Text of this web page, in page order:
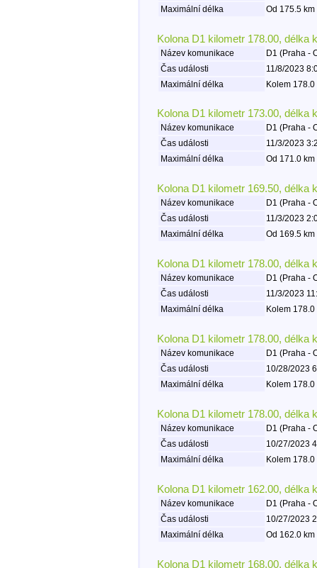
Maximální délka
Od 175.5
Kolona D1 kilometr 178.00, délka
Název komunikace
D1 (Praha -
Čas události
11/8/2023
Maximální délka
Kolem
Kolona D1 kilometr 173.00, délka
Název komunikace
D1 (Praha -
Čas události
11/3/2023
Maximální délka
Od 171.0
Kolona D1 kilometr 169.50, délka
Název komunikace
D1 (Praha -
Čas události
11/3/2023
Maximální délka
Od 169.5
Kolona D1 kilometr 178.00, délka
Název komunikace
D1 (Praha -
Čas události
11/3/2023
Maximální délka
Kolem
Kolona D1 kilometr 178.00, délka
Název komunikace
D1 (Praha -
Čas události
10/28/2023
Maximální délka
Kolem
Kolona D1 kilometr 178.00, délka
Název komunikace
D1 (Praha -
Čas události
10/27/2023
Maximální délka
Kolem
Kolona D1 kilometr 162.00, délka
Název komunikace
D1 (Praha -
Čas události
10/27/2023
Maximální délka
Od 162.0
Kolona D1 kilometr 168.00, délka